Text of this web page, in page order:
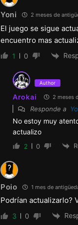
Yoni 2 meses de
El juego se sigue
encuentro mas
1 0
Author
Arokai 2 meses
Responde a
No estoy muy
actualizo
2 0
Poio 1 mes de
Podrían actualizarlo?
3 0